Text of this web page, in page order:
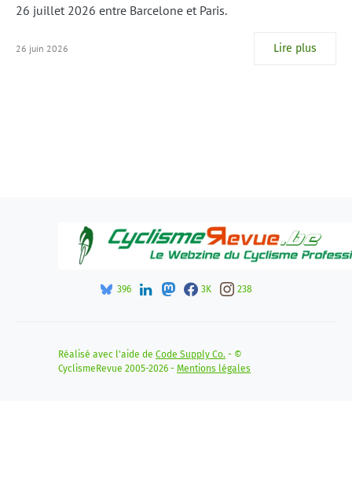
26 juillet 2026 entre Barcelone et Paris.
26 juin 2026 Lire plus
396 3K 238
Réalisé avec l'aide de Code Supply Co. - ©
CyclismeRevue 2005-2026 - Mentions légales